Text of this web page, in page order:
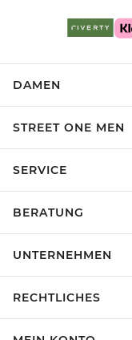
DAMEN
STREET ONE MEN
SERVICE
BERATUNG
UNTERNEHMEN
RECHTLICHES